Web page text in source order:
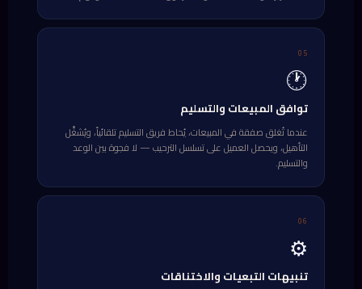
05
🕐
توافق المبيعات والتسليم
عندما تُغلق صفقة في المبيعات، يُحاط فريق التسليم تلقائياً، ويُشغَّل
التأهيل، ويحصل العميل على تسلسل الترحيب — لا فجوة بين الوعد
والتسليم.
06
⚙
تنبيهات التبعيات والاختناقات